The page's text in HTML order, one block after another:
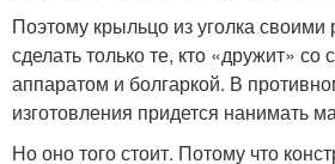
Поэтому крыльцо из уголка своими
сделать только те, кто «дружит» со
аппаратом и болгаркой. В
изготовления придется нанимать
Но оно того стоит. Потому что